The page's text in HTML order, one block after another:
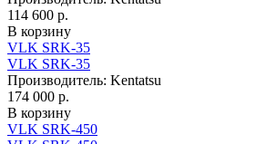
114 600 р.
В корзину
VLK SRK-35
VLK SRK-35
Производитель: Kentatsu
174 000 р.
В корзину
VLK SRK-450